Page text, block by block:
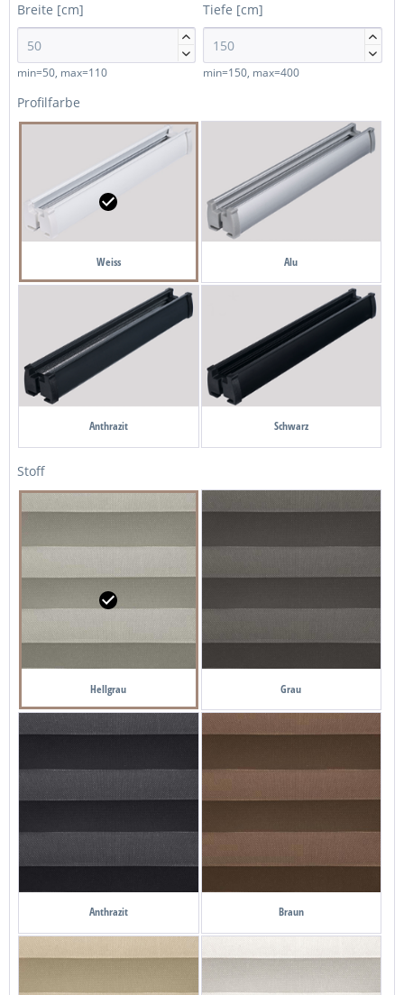
Breite [cm]


Tiefe [cm]


min=50, max=110 min=150, max=400
Profilfarbe
Weiss Alu
Anthrazit Schwarz
Stoff
Hellgrau Grau
Anthrazit Braun